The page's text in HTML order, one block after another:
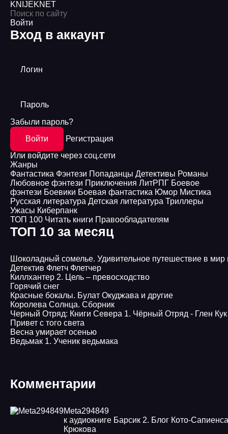
KNIJEKNET
Войти
Вход в аккаунт
Логин
Пароль
Забыли пароль?
Войти
Регистрация
Или войдите через соц.сети
Жанры
Фантастика Фэнтези Попаданцы Детективы Романы
Любовное фэнтези Приключения ЛитРПГ Боевое
фэнтези Боевики Боевая фантастика Юмор Мистика
Русская литература Детская литература Триллеры
Ужасы Киберпанк
ТОП 100 Читать книги Правообладателям
ТОП 10 за месяц
Шоколадный сомелье. Удивительное путешествие в
Детектив Флетч Флетчер
Киллхантер 2. Цель – превосходство
Горячий снег
Красные бокалы. Булат Окуджава и другие
Королева Солнца. Сборник
Черный Отряд: Книги Севера 1. Чёрный Отряд - Глен Кук
Привет с того света
Весна умирает осенью
Ведьмак 1. Ученик ведьмака
Комментарии
Meta294849
к аудиокниге Барсик 2. Блог Кото-
Крюкова